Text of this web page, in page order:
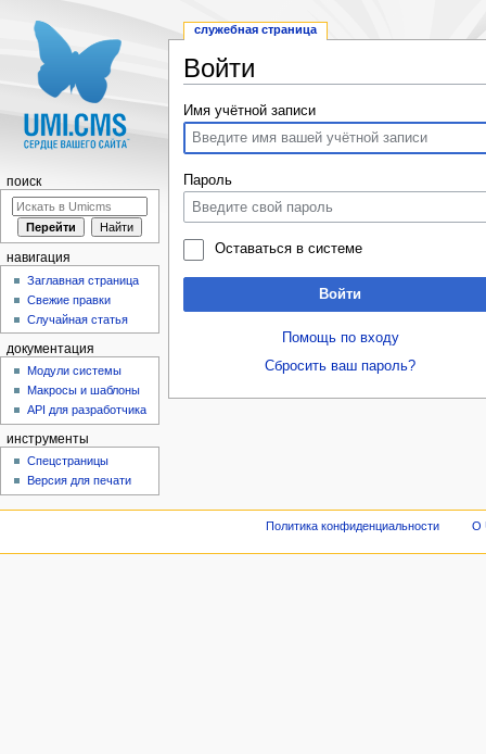
Войти
Имя учётной записи
Пароль
Оставаться в системе
Войти
Помощь по входу
Сбросить ваш пароль?
служебная страница
поиск
навигация
Заглавная страница
Свежие правки
Случайная статья
документация
Модули системы
Макросы и шаблоны
API для разработчика
инструменты
Спецстраницы
Версия для печати
Политика конфиденциальности О